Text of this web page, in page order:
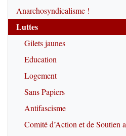
Anarchosyndicalisme !
Luttes
Gilets jaunes
Education
Logement
Sans Papiers
Antifascisme
Comité d’Action et de Soutien